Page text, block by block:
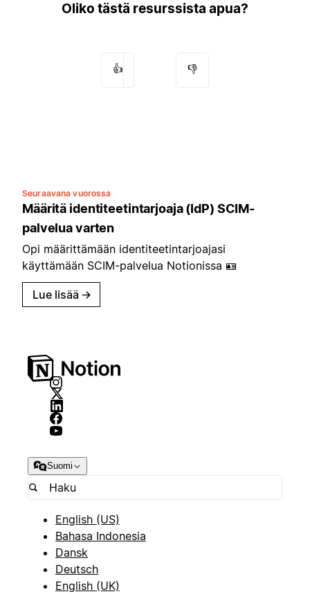
Oliko tästä resurssista apua?
👍 👎
Seuraavana vuorossa
Määritä identiteetintarjoaja (IdP) SCIM-
palvelua varten
Opi määrittämään identiteetintarjoajasi
käyttämään SCIM-palvelua Notionissa 🪪
Lue lisää →
Suomi
English (US)
Bahasa Indonesia
Dansk
Deutsch
English (UK)